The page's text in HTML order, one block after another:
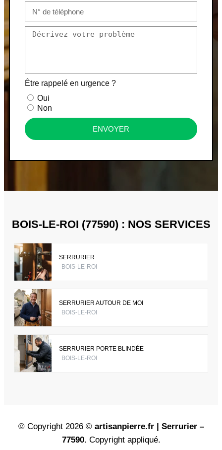
Être rappelé en urgence ?
Oui
Non
ENVOYER
BOIS-LE-ROI (77590) : NOS SERVICES
SERRURIER
BOIS-LE-ROI
SERRURIER AUTOUR DE MOI
BOIS-LE-ROI
SERRURIER PORTE BLINDÉE
BOIS-LE-ROI
© Copyright 2026 © artisanpierre.fr | Serrurier –
77590. Copyright appliqué.